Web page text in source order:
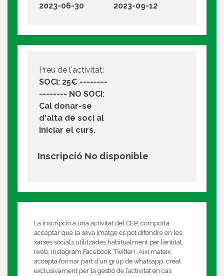
2023-06-30
2023-09-12
Preu de l'activitat:
SOCI: 25€ --------
-------- NO SOCI:
Cal donar-se
d'alta de soci al
iniciar el curs.
Inscripció No disponible
La inscripció a una activitat del CEP, comporta
acceptar que la seva imatge es pot difondre en les
xarxes socials utilitzades habitualment per l’entitat.
(web, Instagram,Facebook, Twitter). Així mateix,
accepta formar part d’un grup de whatsapp, creat
exclusivament per la gestió de l’activitat en cas